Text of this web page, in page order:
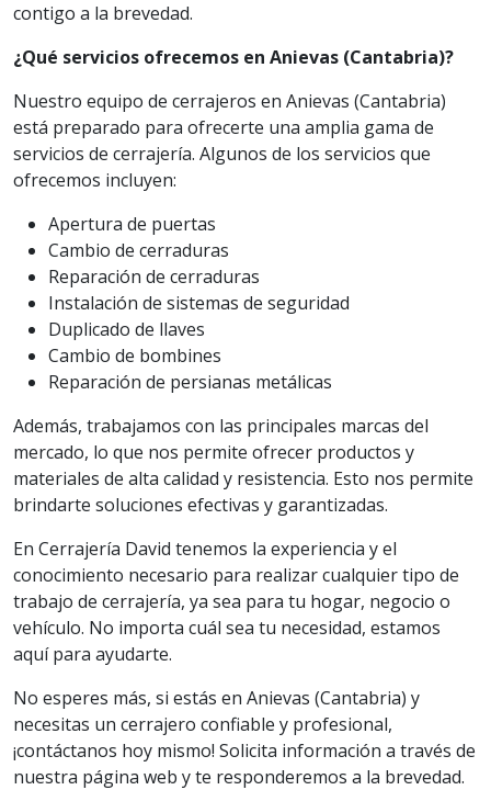
contigo a la brevedad.
¿Qué servicios ofrecemos en Anievas (Cantabria)?
Nuestro equipo de cerrajeros en Anievas (Cantabria)
está preparado para ofrecerte una amplia gama de
servicios de cerrajería. Algunos de los servicios que
ofrecemos incluyen:
Apertura de puertas
Cambio de cerraduras
Reparación de cerraduras
Instalación de sistemas de seguridad
Duplicado de llaves
Cambio de bombines
Reparación de persianas metálicas
Además, trabajamos con las principales marcas del
mercado, lo que nos permite ofrecer productos y
materiales de alta calidad y resistencia. Esto nos permite
brindarte soluciones efectivas y garantizadas.
En Cerrajería David tenemos la experiencia y el
conocimiento necesario para realizar cualquier tipo de
trabajo de cerrajería, ya sea para tu hogar, negocio o
vehículo. No importa cuál sea tu necesidad, estamos
aquí para ayudarte.
No esperes más, si estás en Anievas (Cantabria) y
necesitas un cerrajero confiable y profesional,
¡contáctanos hoy mismo! Solicita información a través de
nuestra página web y te responderemos a la brevedad.